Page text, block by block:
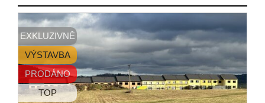
EXKLUZIVNĚ
VÝSTAVBA
PRODÁNO
TOP